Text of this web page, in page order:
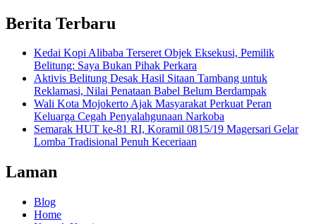
Berita Terbaru
Kedai Kopi Alibaba Terseret Objek Eksekusi, Pemilik
Belitung: Saya Bukan Pihak Perkara
Aktivis Belitung Desak Hasil Sitaan Tambang untuk
Reklamasi, Nilai Penataan Babel Belum Berdampak
Wali Kota Mojokerto Ajak Masyarakat Perkuat Peran
Keluarga Cegah Penyalahgunaan Narkoba
Semarak HUT ke-81 RI, Koramil 0815/19 Magersari Gelar
Lomba Tradisional Penuh Keceriaan
Laman
Blog
Home